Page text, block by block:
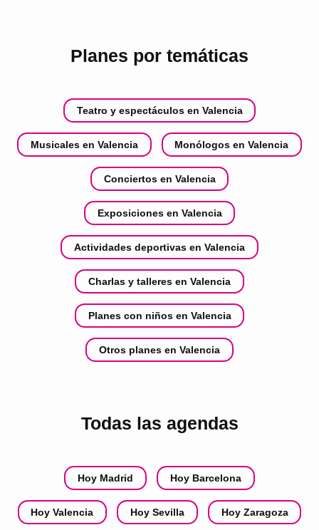
Planes por temáticas
Teatro y espectáculos en Valencia
Musicales en Valencia Monólogos en Valencia
Conciertos en Valencia
Exposiciones en Valencia
Actividades deportivas en Valencia
Charlas y talleres en Valencia
Planes con niños en Valencia
Otros planes en Valencia
Todas las agendas
Hoy Madrid Hoy Barcelona
Hoy Valencia Hoy Sevilla Hoy Zaragoza